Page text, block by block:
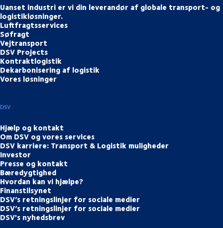
Uanset industri er vi din leverandør af globale transport- og
logistikløsninger.
Luftfragtsservices
Søfragt
Vejtransport
DSV Projects
Kontraktlogistik
Dekarbonisering af logistik
Vores løsninger
DSV
Hjælp og kontakt
Om DSV og vores services
DSV karriere: Transport & Logistik muligheder
Investor
Presse og kontakt
Bæredygtighed
Hvordan kan vi hjælpe?
Finanstilsynet
DSV’s retningslinjer for sociale medier
DSV’s retningslinjer for sociale medier
DSV's nyhedsbrev